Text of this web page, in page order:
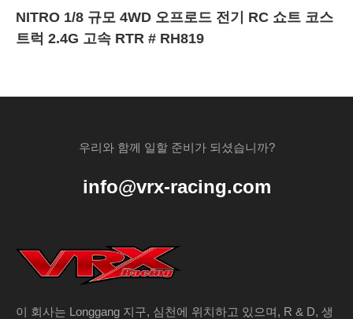
NITRO 1/8 규모 4WD 오프로드 전기 RC 쇼트 코스
트럭 2.4G 고속 RTR # RH819
우리와 함께 일할 준비가 되셨습니까?
info@vrx-racing.com
이 회사는 Longgang 지구, 심천에 위치하고 있으며, R & D, 생